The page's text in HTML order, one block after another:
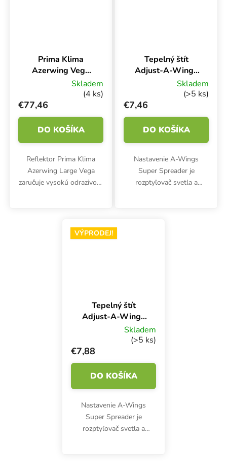
Prima Klima
Azerwing Vega
Large LA75-V,
veľké tienidlo pre
dve lampy
Skladem
(4 ks)
€77,46
DO KOŠÍKA
Reflektor Prima Klima
Azerwing Large Vega
zaručuje vysokú odrazivosť
cm. Vrátane dvoch
zásuviek a zásuviek.
Tepelný štít
Adjust-A-Wings
Avenger/Enforcer
Medium Super
Skladem
(>5 ks)
€7,46
DO KOŠÍKA
Nastavenie A-Wings
Super Spreader je
rozptyľovač svetla a
VÝPRODEJ!
Tepelný štít
Adjust-A-Wings
Avenger/Enforcer
Large Super
Skladem
(>5 ks)
€7,88
DO KOŠÍKA
Nastavenie A-Wings
Super Spreader je
rozptyľovač svetla a